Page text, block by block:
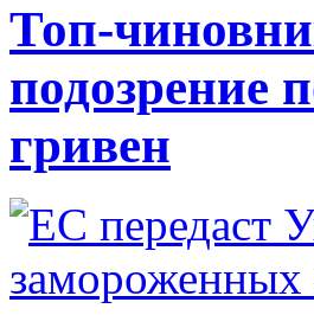
Топ-
подозрение
гривен